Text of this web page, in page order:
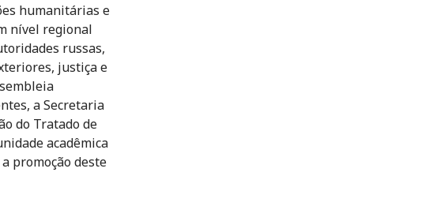
humanitárias e
nível regional
russas,
justiça e
a Secretaria
do Tratado de
acadêmica
promoção deste